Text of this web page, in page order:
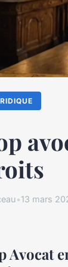
•13 mars
Avocat